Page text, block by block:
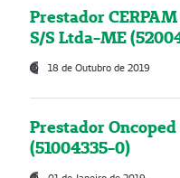
Prestador
S/S Ltda-ME
18 de Outubro de 2019
Prestador
(51004335-0)